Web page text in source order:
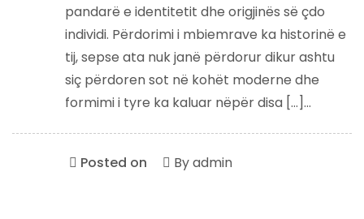
pandarë e identitetit dhe origjinës së çdo
individi. Përdorimi i mbiemrave ka historinë e
tij, sepse ata nuk janë përdorur dikur ashtu
siç përdoren sot në kohët moderne dhe
formimi i tyre ka kaluar nëpër disa […]...
Posted on Byadmin